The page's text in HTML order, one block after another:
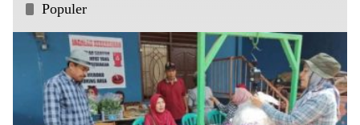
Populer